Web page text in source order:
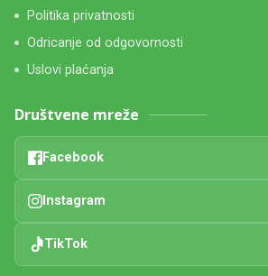
Politika privatnosti
Odricanje od odgovornosti
Uslovi plaćanja
Društvene mreže
Facebook
Instagram
TikTok